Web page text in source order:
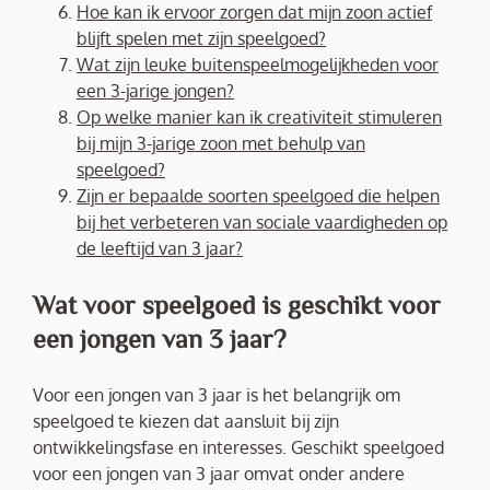
Hoe kan ik ervoor zorgen dat mijn zoon actief
blijft spelen met zijn speelgoed?
Wat zijn leuke buitenspeelmogelijkheden voor
een 3-jarige jongen?
Op welke manier kan ik creativiteit stimuleren
bij mijn 3-jarige zoon met behulp van
speelgoed?
Zijn er bepaalde soorten speelgoed die helpen
bij het verbeteren van sociale vaardigheden op
de leeftijd van 3 jaar?
Wat voor speelgoed is geschikt voor
een jongen van 3 jaar?
Voor een jongen van 3 jaar is het belangrijk om
speelgoed te kiezen dat aansluit bij zijn
ontwikkelingsfase en interesses. Geschikt speelgoed
voor een jongen van 3 jaar omvat onder andere